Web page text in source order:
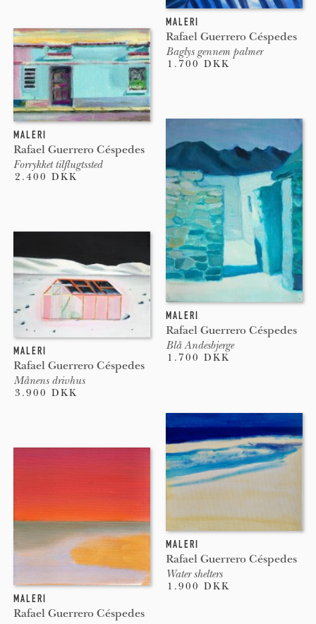
MALERI
Rafael Guerrero Céspedes
Baglys gennem palmer
1.700 DKK
MALERI
Rafael Guerrero Céspedes
Forrykket tilflugtssted
2.400 DKK
MALERI
Rafael Guerrero Céspedes
Blå Andesbjerge
1.700 DKK
MALERI
Rafael Guerrero Céspedes
Månens drivhus
3.900 DKK
MALERI
Rafael Guerrero Céspedes
Water shelters
1.900 DKK
MALERI
Rafael Guerrero Céspedes